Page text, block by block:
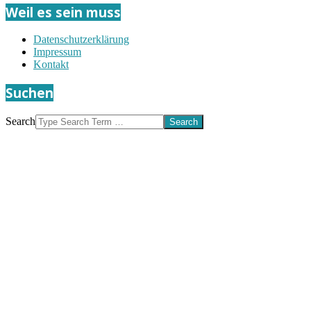
Weil es sein muss
Datenschutzerklärung
Impressum
Kontakt
Suchen
Search